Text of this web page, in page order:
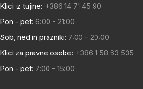
Klici iz tujine: +386 14 71 45 90
Pon - pet: 6:00 - 21:00
Sob, ned in prazniki: 7:00 - 20:00
Klici za pravne osebe: +386 1 58 63 535
Pon - pet: 7:00 - 15:00